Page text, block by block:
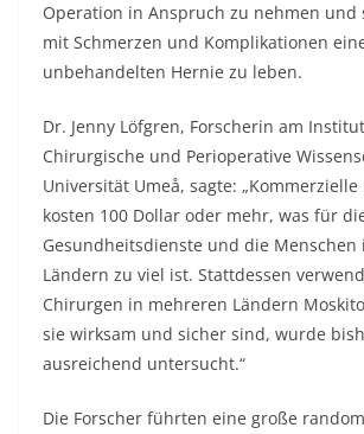
Operation in Anspruch zu nehmen
mit Schmerzen und Komplikationen
unbehandelten Hernie zu leben.
Dr. Jenny Löfgren, Forscherin am
Chirurgische und Perioperative
Universität Umeå, sagte:
kosten 100 Dollar oder mehr, was für
Gesundheitsdienste und die Menschen
Ländern zu viel ist. Stattdessen
Chirurgen in mehreren Ländern
sie wirksam und sicher sind, wurde
ausreichend untersucht.“
Die Forscher führten eine große